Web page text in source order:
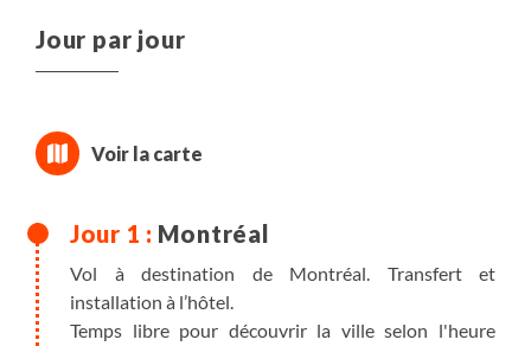
Jour par jour
Montréal
Vol à destination de Montréal. Transfert et
installation à l’hôtel.
Temps libre pour découvrir la ville selon l'heure